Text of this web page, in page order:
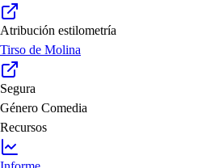
Atribución estilometría
Tirso de Molina
Segura
Género Comedia
Recursos